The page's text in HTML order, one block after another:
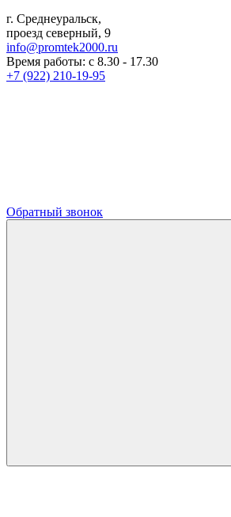
г. Среднеуральск,
проезд северный, 9
info@promtek2000.ru
Время работы: с 8.30 - 17.30
+7 (922) 210-19-95
Обратный звонок